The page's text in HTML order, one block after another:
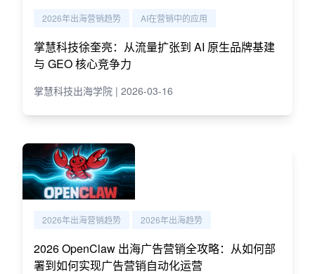
2026年出海营销趋势 AI在营销中的应用
掌慧科技徐奎亮：从流量扩张到 AI 原生品牌基建
与 GEO 核心竞争力
掌慧科技出海学院 | 2026-03-16
2026年出海营销趋势 2026年出海趋势
2026 OpenClaw 出海广告营销全攻略：从如何部
署到如何实现广告营销自动化运营